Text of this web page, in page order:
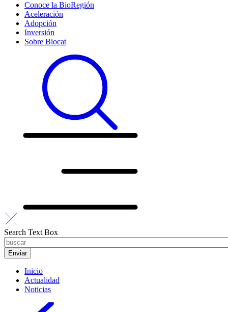
Conoce la BioRegión
Aceleración
Adopción
Inversión
Sobre Biocat
Search Text Box
Inicio
Actualidad
Noticias